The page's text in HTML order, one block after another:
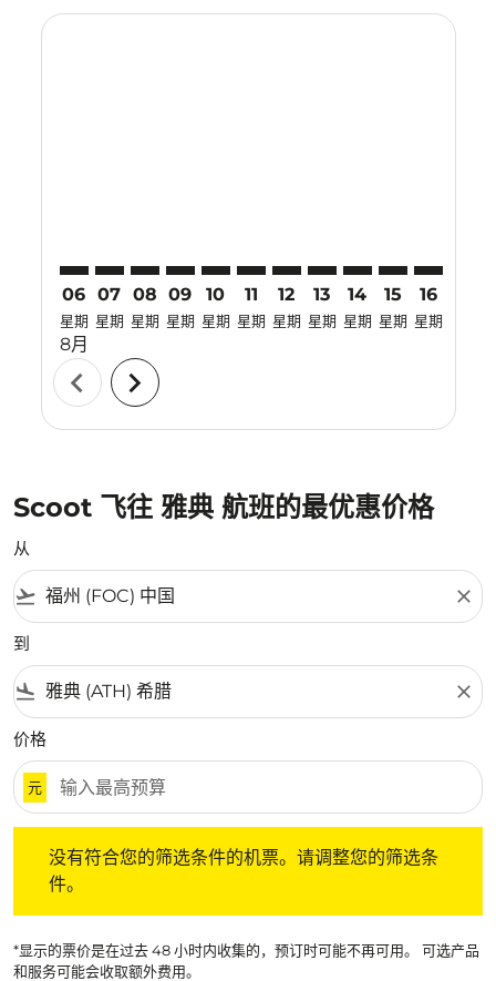
06
星期
8月
07
星期
08
星期
09
星期
10
星期
11
星期
12
星期
13
星期
14
星期
15
星期
16
星期
chevron_left chevron_right
Scoot 飞往 雅典 航班的最优惠价格
从
flight_takeoff close
到
flight_land close
价格
元
没有符合您的筛选条件的机票。请调整您的筛选条
件。
*显示的票价是在过去 48 小时内收集的，预订时可能不再可用。 可选产品
和服务可能会收取额外费用。